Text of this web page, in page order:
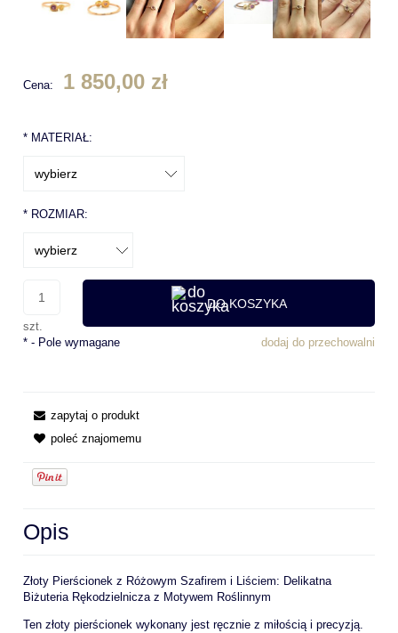
Cena: 1 850,00 zł
* MATERIAŁ:
* ROZMIAR:
szt.
DO KOSZYKA
dodaj do przechowalni
* - Pole wymagane
zapytaj o produkt
poleć znajomemu
Opis
Złoty Pierścionek z Różowym Szafirem i Liściem: Delikatna
Biżuteria Rękodzielnicza z Motywem Roślinnym
Ten złoty pierścionek wykonany jest ręcznie z miłością i precyzją.